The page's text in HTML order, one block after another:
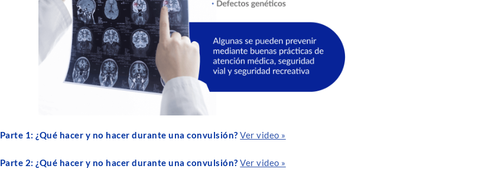
Parte 1: ¿Qué hacer y no hacer durante una convulsión? Ver video »
Parte 2: ¿Qué hacer y no hacer durante una convulsión? Ver video »